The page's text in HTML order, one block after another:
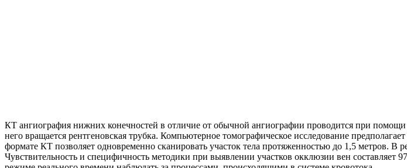
КТ ангиография нижних конечностей в отличие от обычной ангиографии проводится при
него вращается рентгеновская трубка. Компьютерное томографическое исследование
формате КТ позволяет одновременно сканировать участок тела протяженностью до 1,5 метров. В
Чувствительность и специфичность методики при выявлении участков окклюзии вен